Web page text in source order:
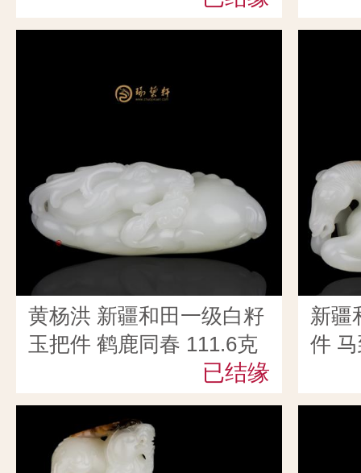
黄杨洪 新疆和田一级白籽
玉把件 鹤鹿同春 111.6克
已结缘
新疆
件